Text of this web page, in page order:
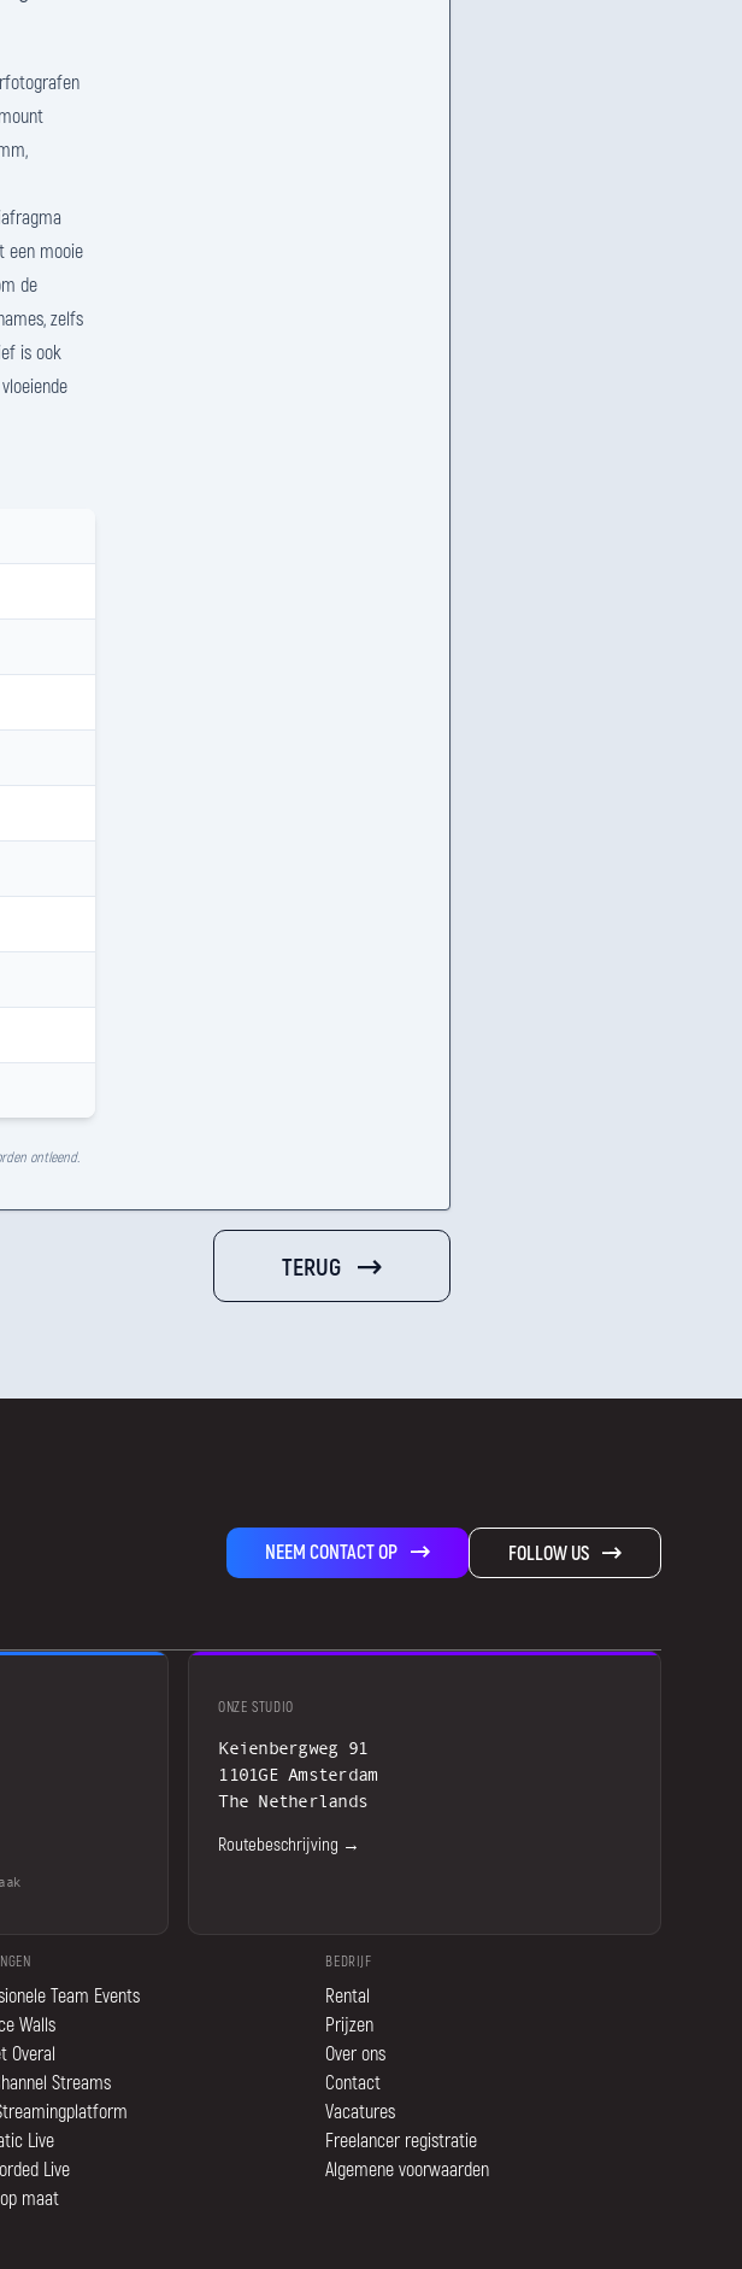
een mooie
de
zelfs
is ook
ontleend.
TERUG
NEEM CONTACT OP FOLLOW US
ONZE STUDIO
Keienbergweg 91
1101GE Amsterdam
The Netherlands
Routebeschrijving →
Team Events
Walls
Overal
Streams
Live
Live
maat
BEDRIJF
Rental
Prijzen
Over ons
Contact
Vacatures
Freelancer registratie
Algemene voorwaarden